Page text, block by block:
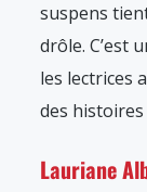
suspens
drôle. C’est
les lectrices
des histoires
Lauriane